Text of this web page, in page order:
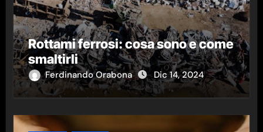
Rottami ferrosi: cosa sono e come
smaltirli
Ferdinando Orabona Dic 14, 2024